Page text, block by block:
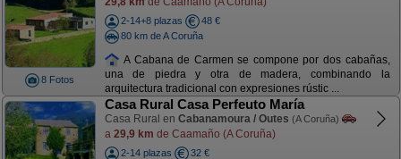
8 Fotos
2-14+8 plazas
48 €
80 km de A Coruña
A Cabana de Carmen se compone por dos cabañas,
una de piedra y otra de madera, combinando la
arquitectura tradicional con expresiones rústic ...
Casa Rural Casa Perfeuto María
Casa Rural en Cabanamoura / Outes (A Coruña)
a 29,9 km de Caamaño (A Coruña)
2-14 plazas
32 €